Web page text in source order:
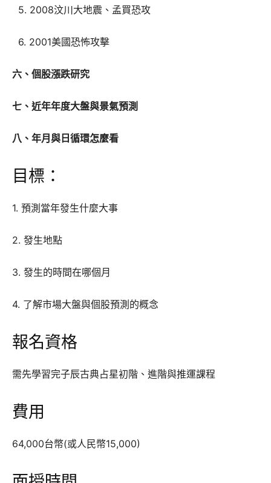
5. 2008汶川大地震、孟買恐攻
6. 2001美國恐怖攻擊
六、個股漲跌研究
七、近年年度大盤與景氣預測
八、年月與日循環怎麼看
目標：
1. 預測當年發生什麼大事
2. 發生地點
3. 發生的時間在哪個月
4. 了解市場大盤與個股預測的概念
報名資格
需先學習完子辰古典占星初階、進階與推運課程
費用
64,000台幣(或人民幣15,000)